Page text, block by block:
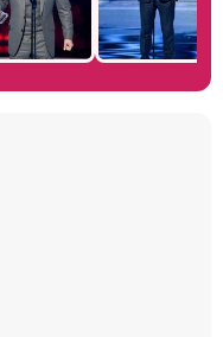
Manu Baqueiro: "Tuve como referente a Bruce Willis en 'Luz de Luna' para mi trabajo en la serie 'Perdiendo el juicio'"